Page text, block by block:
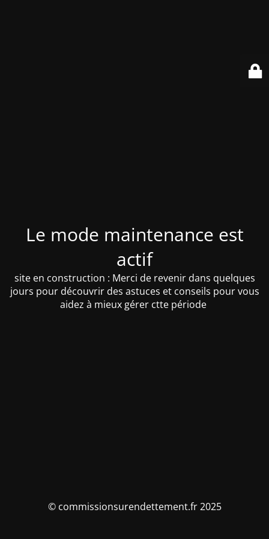
Le mode maintenance est
actif
site en construction : Merci de revenir dans quelques
jours pour découvrir des astuces et conseils pour vous
aidez à mieux gérer ctte période
© commissionsurendettement.fr 2025